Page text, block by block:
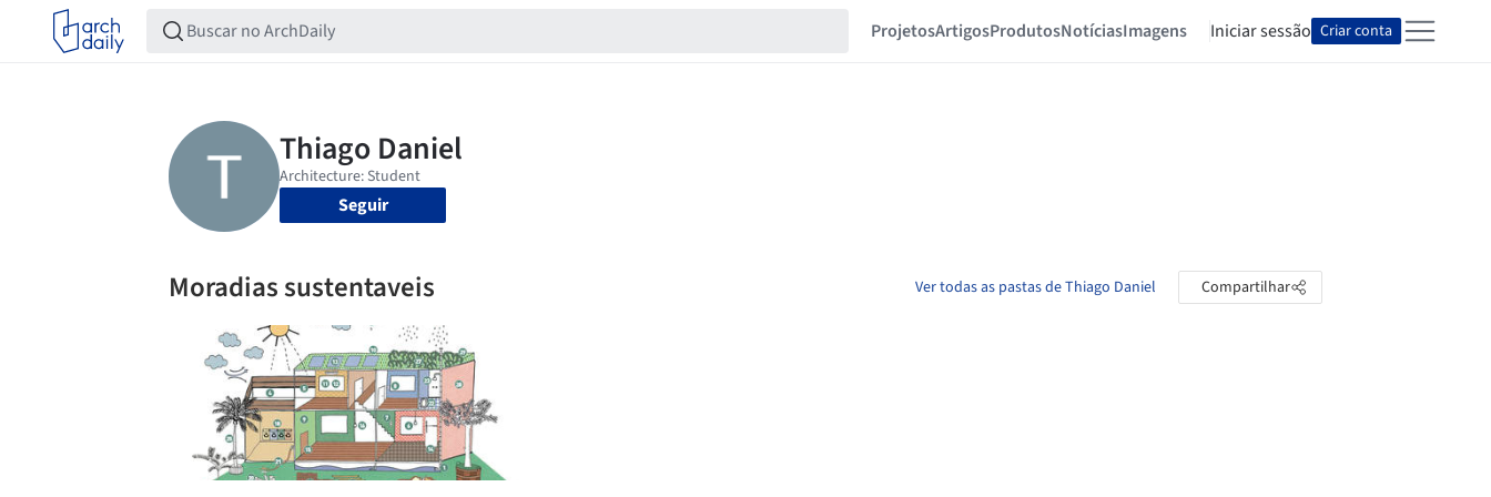
ProjetosArtigosProdutosNotíciasImagens Iniciar sessão Criar conta
Seguir
Moradias sustentaveis Ver todas as pastas de Thiago Daniel Compartilhar